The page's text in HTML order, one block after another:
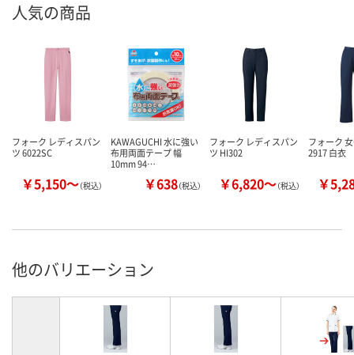
人気の商品
フォーク レディスパン
ツ 6022SC
￥5,150～（税込）
KAWAGUCHI 水に強い
布用両面テープ 幅
10mm 94…
￥638（税込）
フォーク レディスパン
ツ HI302
￥6,820～（税込）
フォーク
2917 白衣
￥
他のバリエーション